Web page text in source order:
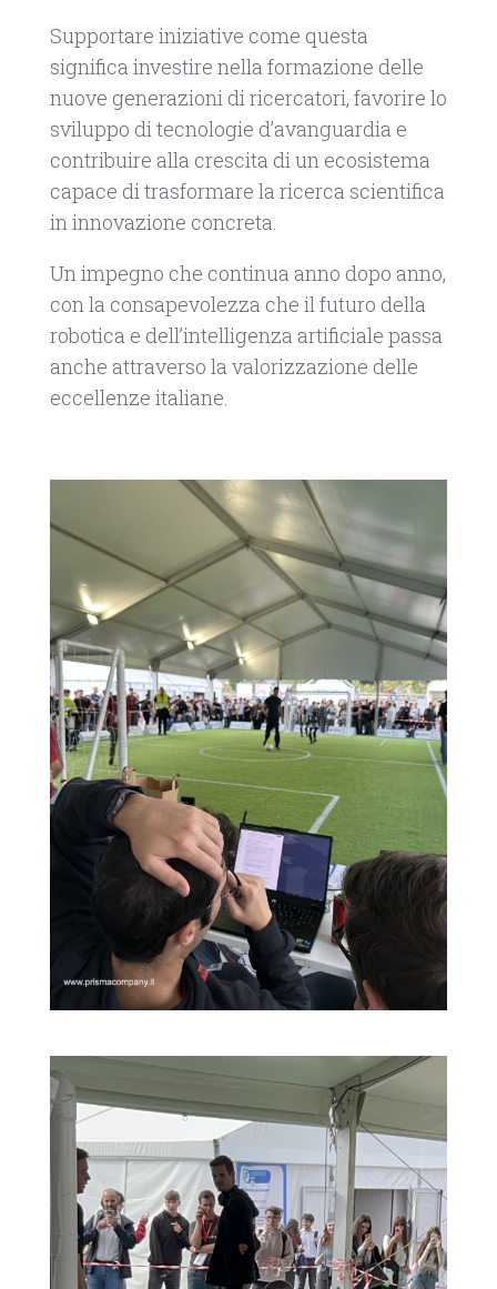
Supportare iniziative come questa
significa investire nella formazione delle
nuove generazioni di ricercatori, favorire lo
sviluppo di tecnologie d’avanguardia e
contribuire alla crescita di un ecosistema
capace di trasformare la ricerca scientifica
in innovazione concreta.
Un impegno che continua anno dopo anno,
con la consapevolezza che il futuro della
robotica e dell’intelligenza artificiale passa
anche attraverso la valorizzazione delle
eccellenze italiane.